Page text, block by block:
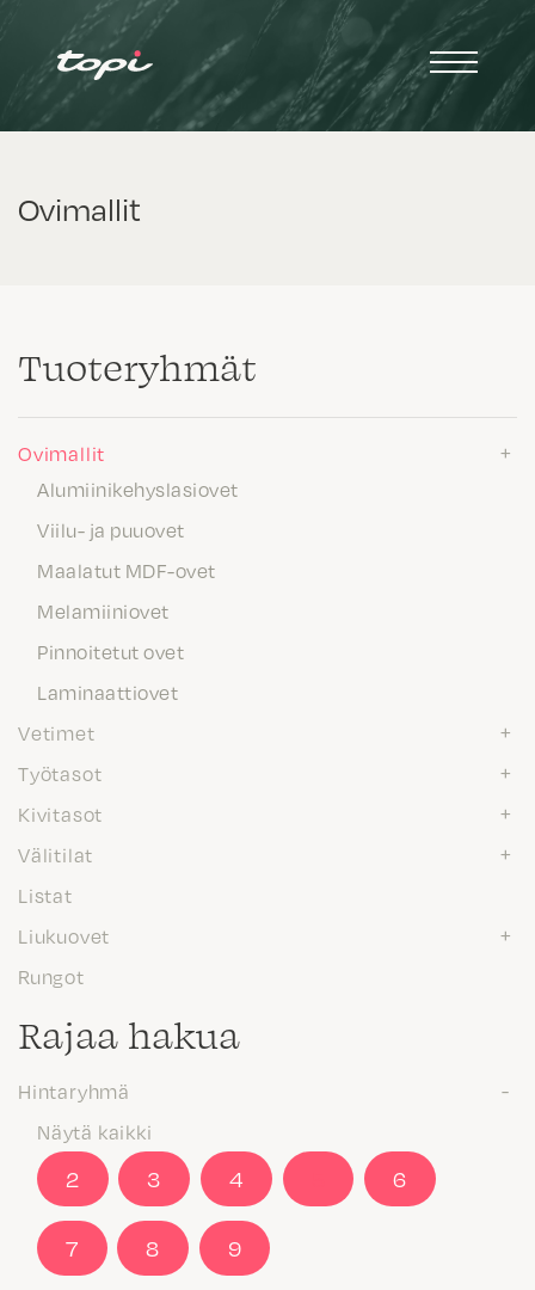
Ovimallit
Tuote­ryhmät
Ovimallit
Alumiinikehyslasiovet
Viilu- ja puuovet
Maalatut MDF-ovet
Melamiiniovet
Pinnoitetut ovet
Laminaattiovet
Vetimet
Työtasot
Kivitasot
Välitilat
Listat
Liukuovet
Rungot
Rajaa hakua
Hintaryhmä
Näytä kaikki
2 3 4 6
7 8 9